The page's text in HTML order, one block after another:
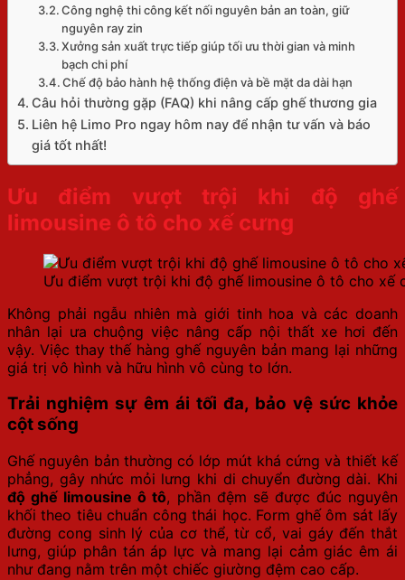
Công nghệ thi công kết nối nguyên bản an toàn, giữ
nguyên ray zin
Xưởng sản xuất trực tiếp giúp tối ưu thời gian và minh
bạch chi phí
Chế độ bảo hành hệ thống điện và bề mặt da dài hạn
Câu hỏi thường gặp (FAQ) khi nâng cấp ghế thương gia
Liên hệ Limo Pro ngay hôm nay để nhận tư vấn và báo
giá tốt nhất!
Ưu điểm vượt trội khi độ ghế
limousine ô tô cho xế cưng
Ưu điểm vượt trội khi độ ghế limousine ô tô cho xế
Không phải ngẫu nhiên mà giới tinh hoa và các doanh
nhân lại ưa chuộng việc nâng cấp nội thất xe hơi đến
vậy. Việc thay thế hàng ghế nguyên bản mang lại những
giá trị vô hình và hữu hình vô cùng to lớn.
Trải nghiệm sự êm ái tối đa, bảo vệ sức khỏe
cột sống
Ghế nguyên bản thường có lớp mút khá cứng và thiết kế
phẳng, gây nhức mỏi lưng khi di chuyển đường dài. Khi
độ ghế limousine ô tô, phần đệm sẽ được đúc nguyên
khối theo tiêu chuẩn công thái học. Form ghế ôm sát lấy
đường cong sinh lý của cơ thể, từ cổ, vai gáy đến thắt
lưng, giúp phân tán áp lực và mang lại cảm giác êm ái
như đang nằm trên một chiếc giường đệm cao cấp.